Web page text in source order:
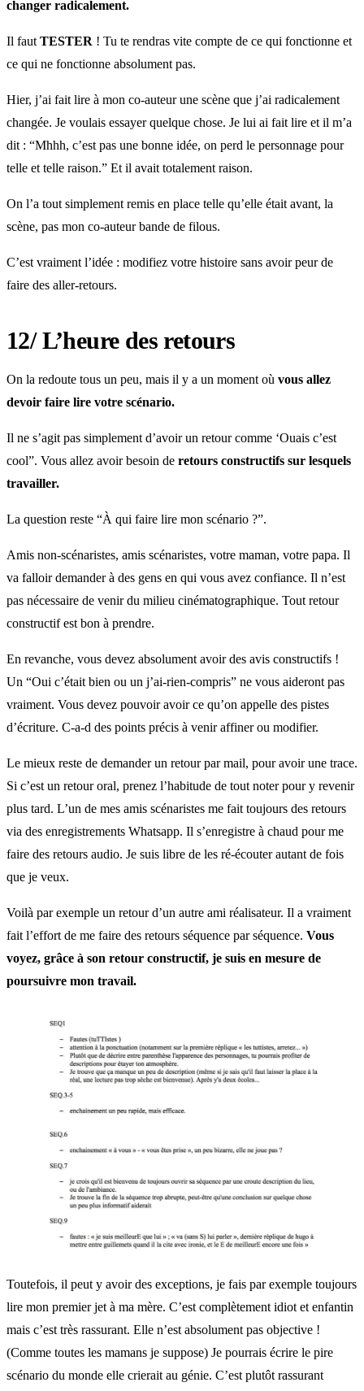
changer radicalement.
Il faut TESTER ! Tu te rendras vite compte de ce qui fonctionne et
ce qui ne fonctionne absolument pas.
Hier, j’ai fait lire à mon co-auteur une scène que j’ai radicalement
changée. Je voulais essayer quelque chose. Je lui ai fait lire et il m’a
dit : “Mhhh, c’est pas une bonne idée, on perd le personnage pour
telle et telle raison.” Et il avait totalement raison.
On l’a tout simplement remis en place telle qu’elle était avant, la
scène, pas mon co-auteur bande de filous.
C’est vraiment l’idée : modifiez votre histoire sans avoir peur de
faire des aller-retours.
12/ L’heure des retours
On la redoute tous un peu, mais il y a un moment où vous allez
devoir faire lire votre scénario.
Il ne s’agit pas simplement d’avoir un retour comme ‘Ouais c’est
cool”. Vous allez avoir besoin de retours constructifs sur lesquels
travailler.
La question reste “À qui faire lire mon scénario ?”.
Amis non-scénaristes, amis scénaristes, votre maman, votre papa. Il
va falloir demander à des gens en qui vous avez confiance. Il n’est
pas nécessaire de venir du milieu cinématographique. Tout retour
constructif est bon à prendre.
En revanche, vous devez absolument avoir des avis constructifs !
Un “Oui c’était bien ou un j’ai-rien-compris” ne vous aideront pas
vraiment. Vous devez pouvoir avoir ce qu’on appelle des pistes
d’écriture. C-a-d des points précis à venir affiner ou modifier.
Le mieux reste de demander un retour par mail, pour avoir une trace.
Si c’est un retour oral, prenez l’habitude de tout noter pour y revenir
plus tard. L’un de mes amis scénaristes me fait toujours des retours
via des enregistrements Whatsapp. Il s’enregistre à chaud pour me
faire des retours audio. Je suis libre de les ré-écouter autant de fois
que je veux.
Voilà par exemple un retour d’un autre ami réalisateur. Il a vraiment
fait l’effort de me faire des retours séquence par séquence. Vous
voyez, grâce à son retour constructif, je suis en mesure de
poursuivre mon travail.
Toutefois, il peut y avoir des exceptions, je fais par exemple toujours
lire mon premier jet à ma mère. C’est complètement idiot et enfantin
mais c’est très rassurant. Elle n’est absolument pas objective !
(Comme toutes les mamans je suppose) Je pourrais écrire le pire
scénario du monde elle crierait au génie. C’est plutôt rassurant